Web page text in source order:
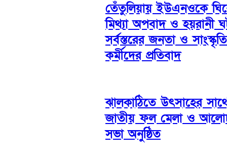
তেঁতুলিয়ায় ইউএনওকে
মিথ্যা অপবাদ ও হয়রানী
সর্বস্তরের জনতা ও
কর্মীদের প্রতিবাদ
ঝালকাঠিতে উৎসাহের
জাতীয় ফল মেলা ও
সভা অনুষ্ঠিত